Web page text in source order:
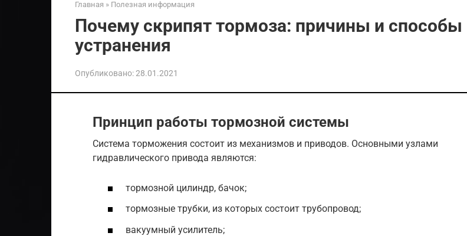
Главная » Полезная информация
Почему скрипят тормоза: причины и способы
устранения
Опубликовано:28.01.2021
Принцип работы тормозной системы
Система торможения состоит из механизмов и приводов. Основными узлами
гидравлического привода являются:
тормозной цилиндр, бачок;
тормозные трубки, из которых состоит трубопровод;
вакуумный усилитель;